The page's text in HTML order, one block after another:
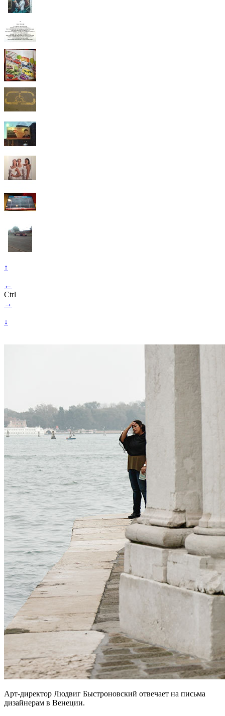
↑
←
Ctrl
→
↓
Арт-директор Людвиг Быстроновский отвечает на письма
дизайнерам в Венеции.